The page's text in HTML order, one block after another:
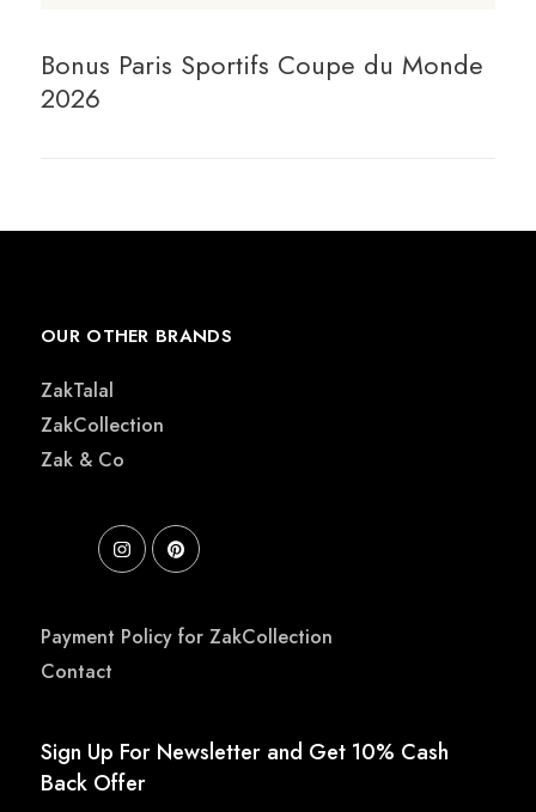
Bonus Paris Sportifs Coupe du Monde
2026
OUR OTHER BRANDS
ZakTalal
ZakCollection
Zak & Co
Payment Policy for ZakCollection
Contact
Sign Up For Newsletter and Get 10% Cash
Back Offer